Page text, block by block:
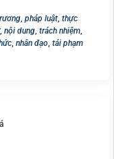
, pháp luật, thực
, nội dung, trách nhiệm,
, nhân đạo, tái phạm